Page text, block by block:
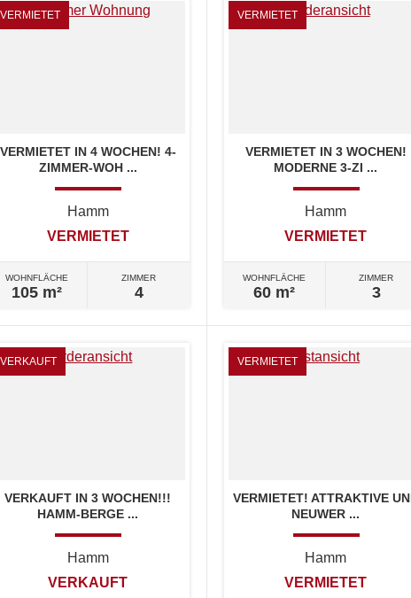
VERMIETET
VERMIETET IN 4 WOCHEN! 4-
ZIMMER-WOH ...
Hamm
VERMIETET
WOHNFLÄCHE
105 m²
ZIMMER
4
VERMIETET
VERMIETET IN 3 WOCHEN!
MODERNE 3-ZI ...
Hamm
VERMIETET
WOHNFLÄCHE
60 m²
ZIMMER
3
VERKAUFT
VERKAUFT IN 3 WOCHEN!!!
HAMM-BERGE ...
Hamm
VERKAUFT
VERMIETET
VERMIETET! ATTRAKTIVE
NEUWER ...
Hamm
VERMIETET